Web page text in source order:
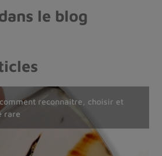
le blog
rituels bouddhistes : usages,Acheter des bijoux en pierre naturelle : guide complet
reconnaître, choisir et
rare